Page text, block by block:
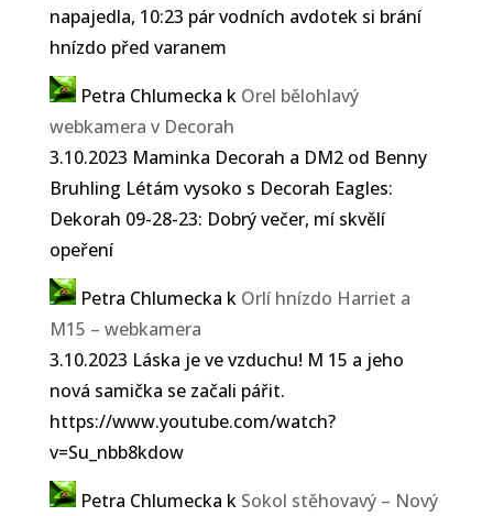
napajedla, 10:23 pár vodních avdotek si brání
hnízdo před varanem
Petra Chlumecka k Orel bělohlavý
webkamera v Decorah
3.10.2023 Maminka Decorah a DM2 od Benny
Bruhling Létám vysoko s Decorah Eagles:
Dekorah 09-28-23: Dobrý večer, mí skvělí
opeření
Petra Chlumecka k Orlí hnízdo Harriet a
M15 – webkamera
3.10.2023 Láska je ve vzduchu! M 15 a jeho
nová samička se začali pářit.
https://www.youtube.com/watch?
v=Su_nbb8kdow
Petra Chlumecka k Sokol stěhovavý – Nový